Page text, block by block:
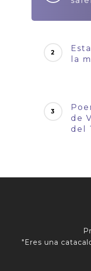
la
de
del
"Eres una